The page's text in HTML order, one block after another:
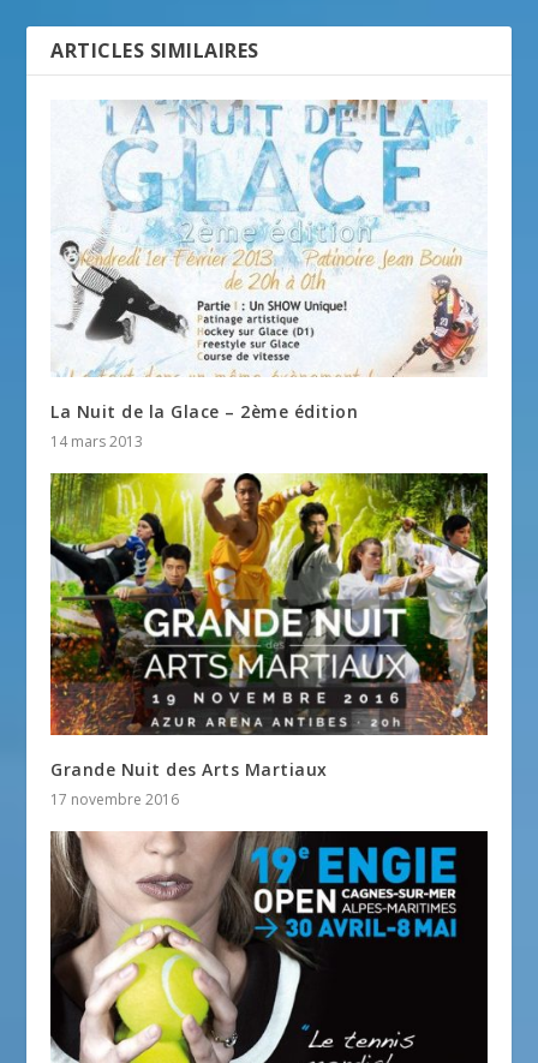
ARTICLES SIMILAIRES
La Nuit de la Glace – 2ème édition
14 mars 2013
Grande Nuit des Arts Martiaux
17 novembre 2016